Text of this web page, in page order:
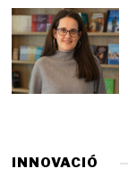
INNOVACIÓ